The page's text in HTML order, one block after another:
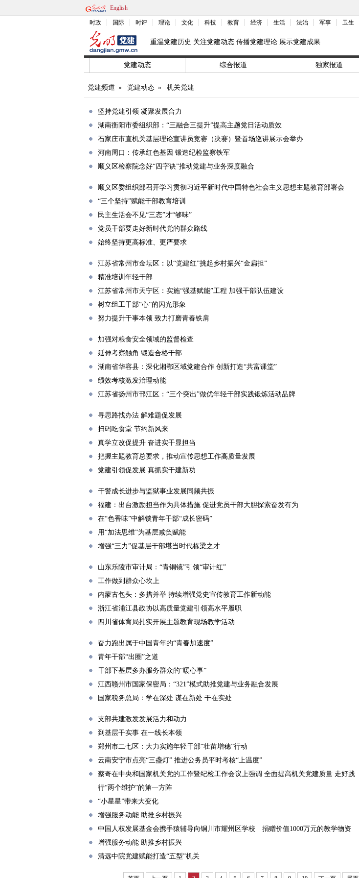
English
时政 国际 时评 理论 文化 科技 教育 经济 生活 法治 军事 卫生
重温党建历史 关注党建动态 传播党建理论 展示党建成果
党建动态 综合报道 独家报道
党建频道 » 党建动态 » 机关党建
坚持党建引领 凝聚发展合力
湖南衡阳市委组织部：“三融合三提升”提高主题党日活动质效
石家庄市直机关基层理论宣讲员竞赛（决赛）暨首场巡讲展示会举办
河南周口：传承红色基因 锻造纪检监察铁军
顺义区检察院念好“四字诀”推动党建与业务深度融合
顺义区委组织部召开学习贯彻习近平新时代中国特色社会主义思想主题教育部署会
“三个坚持”赋能干部教育培训
民主生活会不见“三态”才“够味”
党员干部要走好新时代党的群众路线
始终坚持更高标准、更严要求
江苏省常州市金坛区：以“党建红”挑起乡村振兴“金扁担”
精准培训年轻干部
江苏省常州市天宁区：实施“强基赋能”工程 加强干部队伍建设
树立组工干部“心”的闪光形象
努力提升干事本领 致力打磨青春铁肩
加强对粮食安全领域的监督检查
延伸考察触角 锻造合格干部
湖南省华容县：深化湘鄂区域党建合作 创新打造“共富课堂”
绩效考核激发治理动能
江苏省扬州市邗江区：“三个突出”做优年轻干部实践锻炼活动品牌
寻思路找办法 解难题促发展
扫码吃食堂 节约新风来
真学立改促提升 奋进实干显担当
把握主题教育总要求，推动宣传思想工作高质量发展
党建引领促发展 真抓实干建新功
干警成长进步与监狱事业发展同频共振
福建：出台激励担当作为具体措施 促进党员干部大胆探索奋发有为
在“色香味”中解锁青年干部“成长密码”
用“加法思维”为基层减负赋能
增强“三力”促基层干部堪当时代栋梁之才
山东乐陵市审计局：“青铜镜”引领“审计红”
工作做到群众心坎上
内蒙古包头：多措并举 持续增强党史宣传教育工作新动能
浙江省浦江县政协以高质量党建引领高水平履职
四川省体育局扎实开展主题教育现场教学活动
奋力跑出属于中国青年的“青春加速度”
青年干部“出圈”之道
干部下基层多办服务群众的“暖心事”
江西赣州市国家保密局：“321”模式助推党建与业务融合发展
国家税务总局：学在深处 谋在新处 干在实处
支部共建激发发展活力和动力
到基层干实事 在一线长本领
郑州市二七区：大力实施年轻干部“壮苗增穗”行动
云南安宁市点亮“三盏灯” 推进公务员平时考核“上温度”
蔡奇在中央和国家机关党的工作暨纪检工作会议上强调 全面提高机关党建质量 走好践
行“两个维护”的第一方阵
“小星星”带来大变化
增强服务动能 助推乡村振兴
中国人权发展基金会携手猿辅导向铜川市耀州区学校 捐赠价值1000万元的教学物资
增强服务动能 助推乡村振兴
清远中院党建赋能打造“五型”机关